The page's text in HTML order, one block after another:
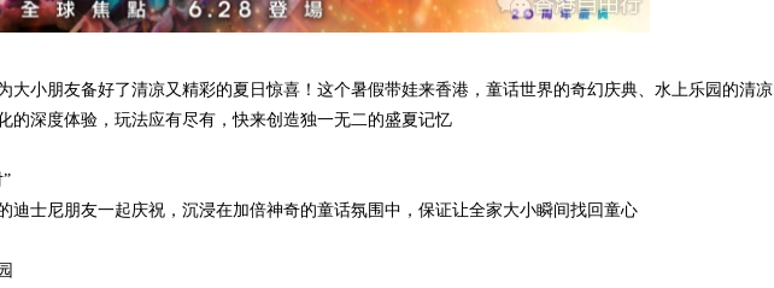
大小朋友备好了清凉又精彩的夏日惊喜！这个暑假带娃来香港，童话世界的奇幻庆典、水上乐园的清凉
的深度体验，玩法应有尽有，快来创造独一无二的盛夏记忆
迪士尼朋友一起庆祝，沉浸在加倍神奇的童话氛围中，保证让全家大小瞬间找回童心